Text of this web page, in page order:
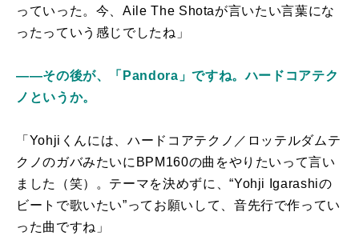
っていった。今、Aile The Shotaが言いたい言葉にな
ったっていう感じでしたね」
――その後が、「Pandora」ですね。ハードコアテク
ノというか。
「Yohjiくんには、ハードコアテクノ／ロッテルダムテ
クノのガバみたいにBPM160の曲をやりたいって言い
ました（笑）。テーマを決めずに、“Yohji Igarashiの
ビートで歌いたい”ってお願いして、音先行で作ってい
った曲ですね」